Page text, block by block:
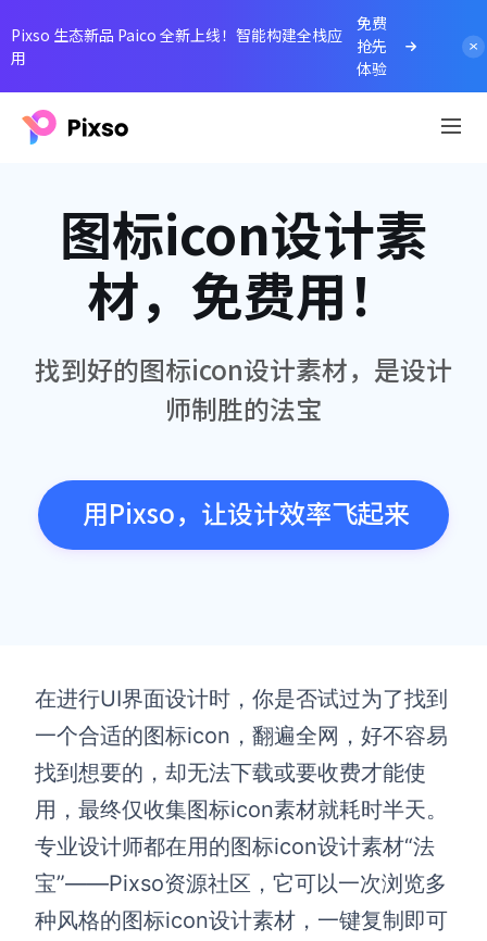
Pixso 生态新品 Paico 全新上线！智能构建全栈应
用
免费
抢先
体验
图标icon设计素
材，免费用！
找到好的图标icon设计素材，是设计
师制胜的法宝
用Pixso，让设计效率飞起来
在进行UI界面设计时，你是否试过为了找到
一个合适的图标icon，翻遍全网，好不容易
找到想要的，却无法下载或要收费才能使
用，最终仅收集图标icon素材就耗时半天。
专业设计师都在用的图标icon设计素材“法
宝”——Pixso资源社区，它可以一次浏览多
种风格的图标icon设计素材，一键复制即可